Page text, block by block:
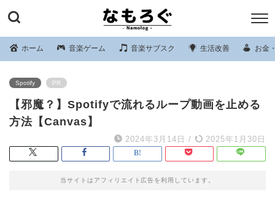
ホーム 音楽ゲーム 音楽サブスク 生活改善 お金
Spotify PR
【邪魔？】Spotifyで流れるループ動画を止める
方法【Canvas】
2024年3月14日 / 2025年1月30日
当サイトはアフィリエイト広告を利用しています。